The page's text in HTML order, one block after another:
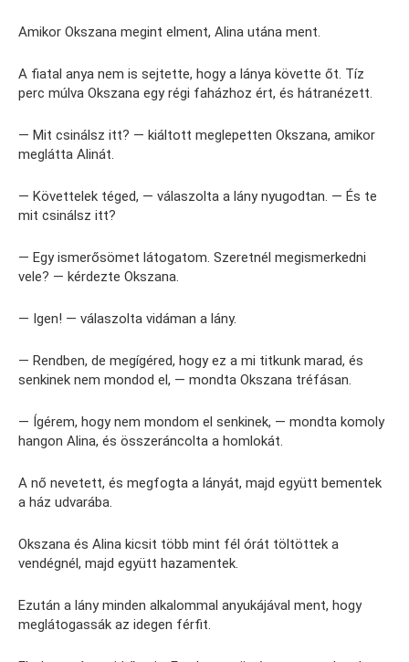
Amikor Okszana megint elment, Alina utána ment.
A fiatal anya nem is sejtette, hogy a lánya követte őt. Tíz
perc múlva Okszana egy régi faházhoz ért, és hátranézett.
— Mit csinálsz itt? — kiáltott meglepetten Okszana, amikor
meglátta Alinát.
— Követtelek téged, — válaszolta a lány nyugodtan. — És te
mit csinálsz itt?
— Egy ismerősömet látogatom. Szeretnél megismerkedni
vele? — kérdezte Okszana.
— Igen! — válaszolta vidáman a lány.
— Rendben, de megígéred, hogy ez a mi titkunk marad, és
senkinek nem mondod el, — mondta Okszana tréfásan.
— Ígérem, hogy nem mondom el senkinek, — mondta komoly
hangon Alina, és összeráncolta a homlokát.
A nő nevetett, és megfogta a lányát, majd együtt bementek
a ház udvarába.
Okszana és Alina kicsit több mint fél órát töltöttek a
vendégnél, majd együtt hazamentek.
Ezután a lány minden alkalommal anyukájával ment, hogy
meglátogassák az idegen férfit.